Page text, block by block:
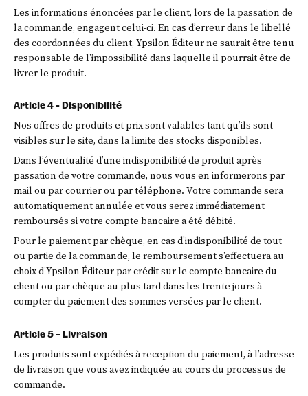
Les informations énoncées par le client, lors de la passation de
la commande, engagent celui-ci. En cas d’erreur dans le libellé
des coordonnées du client, Ypsilon Éditeur ne saurait être tenu
responsable de l’impossibilité dans laquelle il pourrait être de
livrer le produit.
Article 4 - Disponibilité
Nos offres de produits et prix sont valables tant qu’ils sont
visibles sur le site, dans la limite des stocks disponibles.
Dans l’éventualité d’une indisponibilité de produit après
passation de votre commande, nous vous en informerons par
mail ou par courrier ou par téléphone. Votre commande sera
automatiquement annulée et vous serez immédiatement
remboursés si votre compte bancaire a été débité.
Pour le paiement par chèque, en cas d’indisponibilité de tout
ou partie de la commande, le remboursement s’effectuera au
choix d’Ypsilon Éditeur par crédit sur le compte bancaire du
client ou par chèque au plus tard dans les trente jours à
compter du paiement des sommes versées par le client.
Article 5 – Livraison
Les produits sont expédiés à reception du paiement, à l’adresse
de livraison que vous avez indiquée au cours du processus de
commande.